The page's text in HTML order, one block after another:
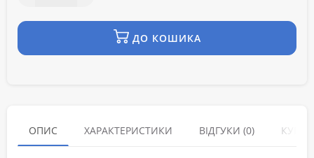
ДО КОШИКА
ОПИС ХАРАКТЕРИСТИКИ ВІДГУКИ (0)